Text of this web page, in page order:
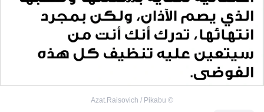
©
Azat.Raisovich / Pikabu